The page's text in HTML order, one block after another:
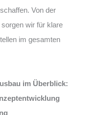
Von der
wir für klare
im gesamten
im Überblick: